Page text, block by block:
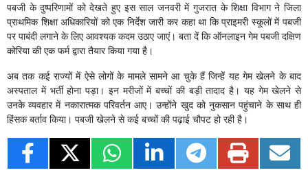
पबजी के दुष्परिणामों को देखते हुए इस साल जनवरी में गुजरात के शिक्षा विभाग ने जिला
प्राथमिक शिक्षा अधिकारियों को एक निर्देश जारी कर कहा था कि प्राइमरी स्कूलों में पबजी
पर पाबंदी लगाने के लिए आवश्यक कदम उठाए जाएं। बता दें कि ऑनलाइन गेम पबजी दक्षिण
कोरिया की एक फर्म द्वारा तैयार किया गया है।
अब तक कई राज्यों में ऐसे लोगों के मामले सामने आ चुके हैं जिन्हें यह गेम खेलने के बाद
अस्पताल में भर्ती होना पड़ा। इन मरीजों में बच्चों की बड़ी तादाद है। यह गेम खेलने से
उनके व्यवहार में नकारात्मक परिवर्तन आए। उन्होंने खुद को नुकसान पहुंचाने के साथ ही
हिंसक बर्ताव किया। पबजी खेलने से कई बच्चों की पढ़ाई चौपट हो रही है।